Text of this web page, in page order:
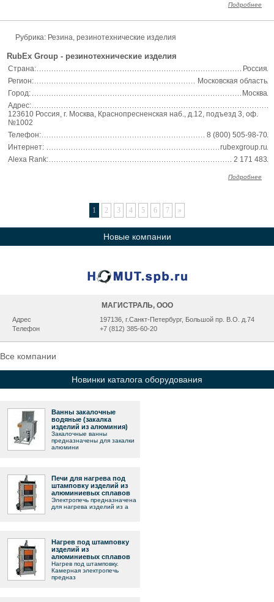
Подробнее
Рубрика: Резина, резинотехнические изделия
RubEx Group - резинотехнические изделия
Страна:
Россия
Регион:
Московская область
Город:
Москва
Адрес:
123610 Россия, г. Москва, Краснопресненская наб., д.12, подъезд 3, оф.
№1002
Телефон:
8 (800) 505-98-70
Интернет:
rubexgroup.ru
Alexa Rank:
2 171 483
Подробнее
1 2 3 4 5 6 7 »
Новые компании
МАГИСТРАЛЬ, ООО
Адрес
197136, г.Санкт-Петербург, Большой пр. В.О. д.74
Телефон
+7 (812) 385-60-20
Все компании
Новинки каталога оборудования
Ванны закалочные
водяные (закалка
изделий из алюминия)
Закалочные ванны
предназначены для закалки
алюмини
Печи для нагрева под
штамповку изделий из
алюминиевых сплавов
Электропечь предназначена
для нагрева изделий из а
Нагрев под штамповку
изделий из
алюминиевых сплавов
Нагрев под штамповку.
Камерная электропечь
предназ